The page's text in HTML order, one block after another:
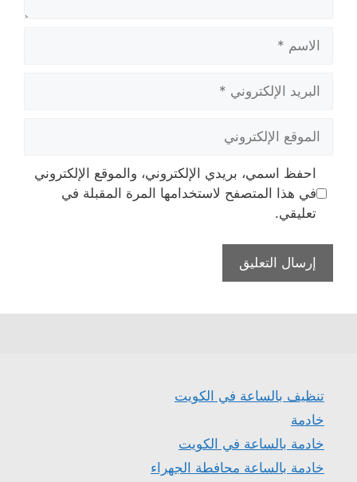
الاسم
البريد
الإلكتروني
الموقع
الإلكتروني
احفظ اسمي، بريدي الإلكتروني، والموقع الإلكتروني
في هذا المتصفح لاستخدامها المرة المقبلة في
تعليقي.
تنظيف بالساعة في الكويت
خادمة
خادمة بالساعة في الكويت
خادمة بالساعة محافطة الجهراء